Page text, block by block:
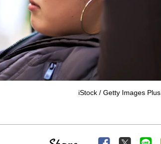
iStock / Getty Images Plus